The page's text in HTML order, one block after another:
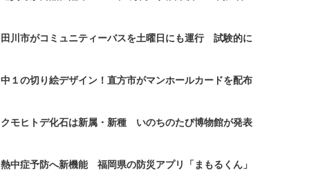
田川市がコミュニティーバスを土曜日にも運行 試験的に
中１の切り絵デザイン！直方市がマンホールカードを配布
クモヒトデ化石は新属・新種 いのちのたび博物館が発表
熱中症予防へ新機能 福岡県の防災アプリ「まもるくん」